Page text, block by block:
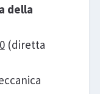
della
(diretta